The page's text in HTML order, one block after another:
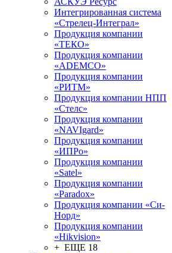
Интегрированная система
«Стрелец-Интеграл»
Продукция компании
«ТЕКО»
Продукция компании
«ADEMCO»
Продукция компании
«РИТМ»
Продукция компании НПП
«Стелс»
Продукция компании
«NAVIgard»
Продукция компании
«ИПРо»
Продукция компании
«Satel»
Продукция компании
«Paradox»
Продукция компании «Си-
Норд»
Продукция компании
«Hikvision»
+ ЕЩЕ 18